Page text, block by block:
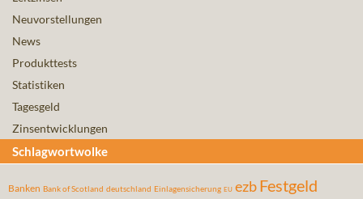
Neuvorstellungen
News
Produkttests
Statistiken
Tagesgeld
Zinsentwicklungen
Schlagwortwolke
Banken Bank of Scotland deutschland Einlagensicherung EU ezbFestgeld